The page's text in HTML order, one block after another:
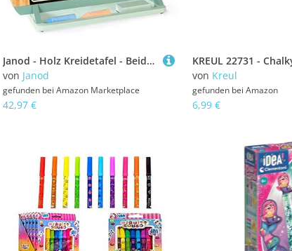
Janod - Holz Kreidetafel - Beidseitig Nutzbare Tragbare Maltafel mit Schieferseite und Whiteboard für Filzstifte - Rutschfester Ständer - Mit 2 Kreiden, 1 Filzstift, 1 Schwamm - Ab 3 Jahren, J09631
von Janod
gefunden bei Amazon Marketplace
42,97 €
von Kreul
gefunden bei Amazon
6,99 €